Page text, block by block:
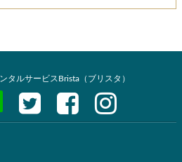
タルサービスBrista（ブリスタ）